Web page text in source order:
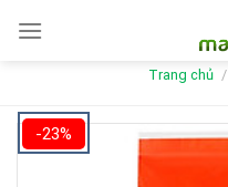
Trang chủ /
-23%